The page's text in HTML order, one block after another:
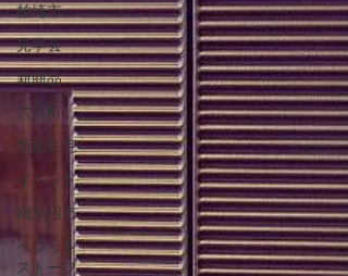
柏崎市
見学会
新商品
六日町
新築住宅
イベント
南魚沼市
ペレット
ストーブ